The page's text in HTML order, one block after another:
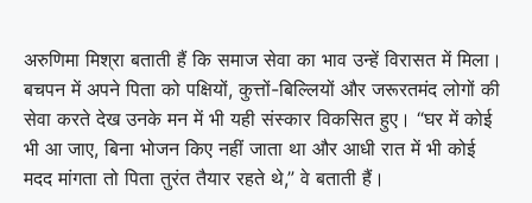
अरुणिमा मिश्रा बताती हैं कि समाज सेवा का भाव उन्हें विरासत में मिला।
बचपन में अपने पिता को पक्षियों, कुत्तों-बिल्लियों और जरूरतमंद लोगों की
सेवा करते देख उनके मन में भी यही संस्कार विकसित हुए। “घर में कोई
भी आ जाए, बिना भोजन किए नहीं जाता था और आधी रात में भी कोई
मदद मांगता तो पिता तुरंत तैयार रहते थे,” वे बताती हैं।